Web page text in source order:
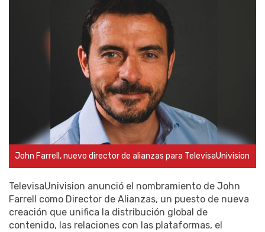
John Farrell, nuevo director de alianzas para TelevisaUnivision
TelevisaUnivision anunció el nombramiento de John
Farrell como Director de Alianzas, un puesto de nueva
creación que unifica la distribución global de
contenido, las relaciones con las plataformas, el